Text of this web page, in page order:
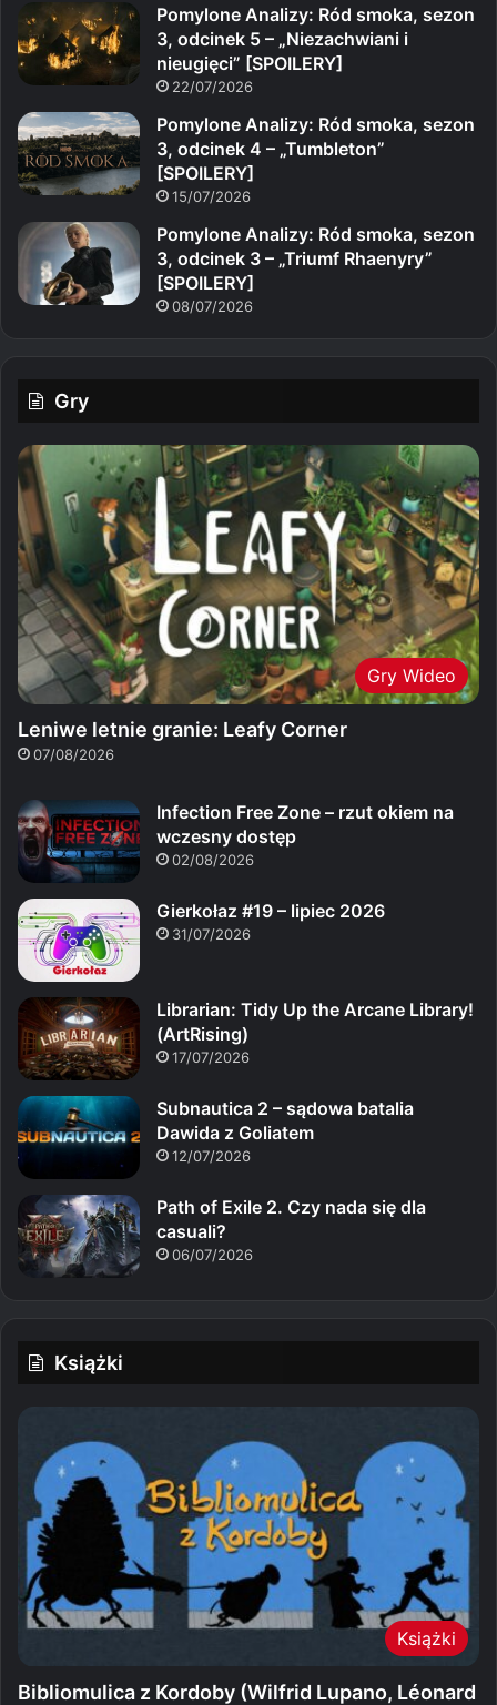
Pomylone Analizy: Ród smoka, sezon
3, odcinek 5 – „Niezachwiani i
nieugięci” [SPOILERY]
22/07/2026
Pomylone Analizy: Ród smoka, sezon
3, odcinek 4 – „Tumbleton”
[SPOILERY]
15/07/2026
Pomylone Analizy: Ród smoka, sezon
3, odcinek 3 – „Triumf Rhaenyry”
[SPOILERY]
08/07/2026
Gry
Gry Wideo
Leniwe letnie granie: Leafy Corner
07/08/2026
Infection Free Zone – rzut okiem na
wczesny dostęp
02/08/2026
Gierkołaz #19 – lipiec 2026
31/07/2026
Librarian: Tidy Up the Arcane Library!
(ArtRising)
17/07/2026
Subnautica 2 – sądowa batalia
Dawida z Goliatem
12/07/2026
Path of Exile 2. Czy nada się dla
casuali?
06/07/2026
Książki
Książki
Bibliomulica z Kordoby (Wilfrid Lupano, Léonard